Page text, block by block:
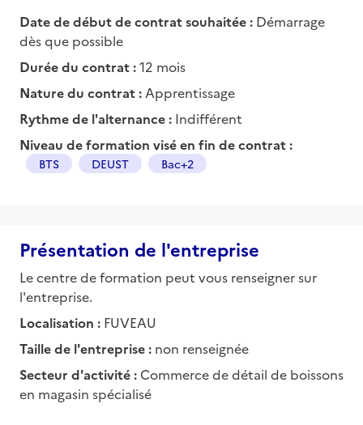
Date de début de contrat souhaitée : Démarrage
dès que possible
Durée du contrat :12 mois
Nature du contrat : Apprentissage
Rythme de l'alternance : Indifférent
Niveau de formation visé en fin de contrat :
BTS DEUST Bac+2
Présentation de l'entreprise
Le centre de formation peut vous renseigner sur
l'entreprise.
Localisation : FUVEAU
Taille de l'entreprise : non renseignée
Secteur d'activité : Commerce de détail de boissons
en magasin spécialisé